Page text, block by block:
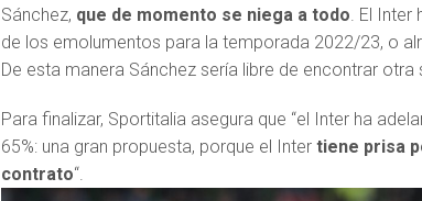
Sánchez, que de momento se niega a todo. El Inter
de los emolumentos para la temporada 2022/23, o
De esta manera Sánchez sería libre de encontrar otra
Para finalizar, Sportitalia asegura que “el Inter ha
65%: una gran propuesta, porque el Intertiene prisa
contrato“.